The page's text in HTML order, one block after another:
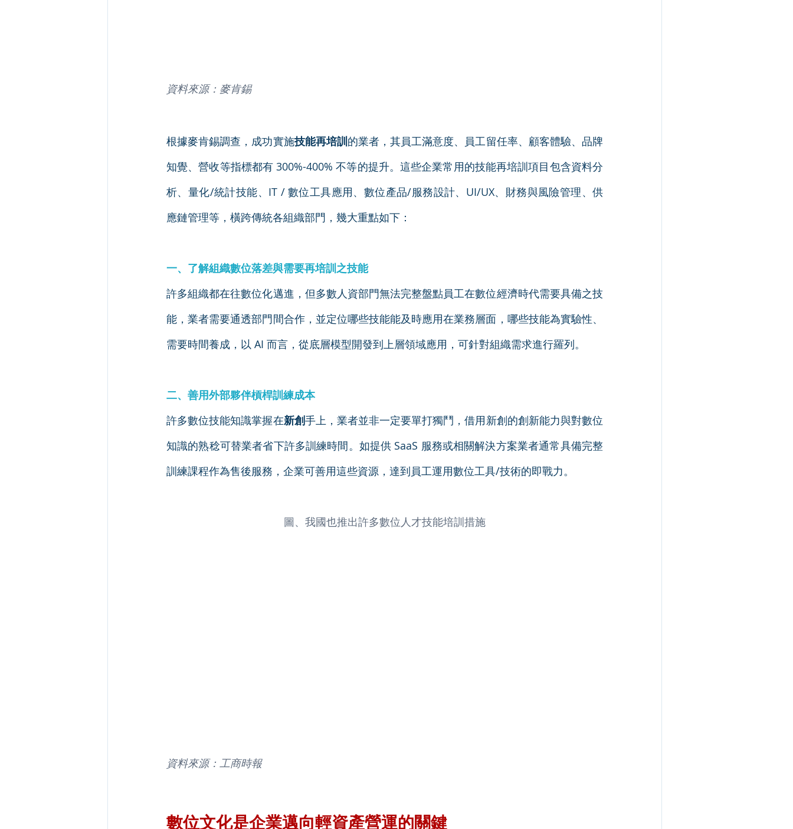
資料來源：麥肯錫
根據麥肯錫調查，成功實施技能再培訓的業者，其員工滿意度、員工留任率、顧客體驗、品牌
知覺、營收等指標都有 300%-400% 不等的提升。這些企業常用的技能再培訓項目包含資料分
析、量化/統計技能、IT / 數位工具應用、數位產品/服務設計、UI/UX、財務與風險管理、供
應鏈管理等，橫跨傳統各組織部門，幾大重點如下：
一、了解組織數位落差與需要再培訓之技能
許多組織都在往數位化邁進，但多數人資部門無法完整盤點員工在數位經濟時代需要具備之技
能，業者需要通透部門間合作，並定位哪些技能能及時應用在業務層面，哪些技能為實驗性、
需要時間養成，以 AI 而言，從底層模型開發到上層領域應用，可針對組織需求進行羅列。
二、善用外部夥伴槓桿訓練成本
許多數位技能知識掌握在新創手上，業者並非一定要單打獨鬥，借用新創的創新能力與對數位
知識的熟稔可替業者省下許多訓練時間。如提供 SaaS 服務或相關解決方案業者通常具備完整
訓練課程作為售後服務，企業可善用這些資源，達到員工運用數位工具/技術的即戰力。
圖、我國也推出許多數位人才技能培訓措施
資料來源：工商時報
數位文化是企業邁向輕資產營運的關鍵